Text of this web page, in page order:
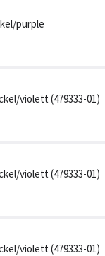
purple
violett (479333-01)
violett (479333-01)
violett (479333-01)